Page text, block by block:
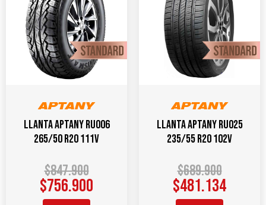
Llanta APTANY RU006
265/50 R20 111V
$847.900
$756.900
Llanta APTANY RU025
235/55 R20 102V
$689.900
$481.134